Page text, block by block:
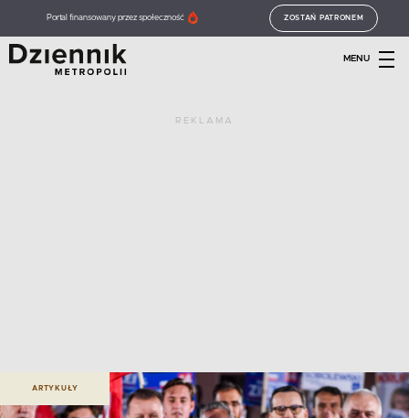
Portal finansowany przez społeczność ZOSTAŃ PATRONEM
MENU
REKLAMA
ARTYKUŁY